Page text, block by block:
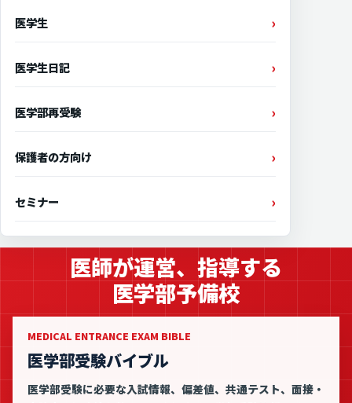
医学生
医学生日記
医学部再受験
保護者の方向け
セミナー
医師が運営、指導する
医学部予備校
MEDICAL ENTRANCE EXAM BIBLE
医学部受験バイブル
医学部受験に必要な入試情報、偏差値、共通テスト、面接・